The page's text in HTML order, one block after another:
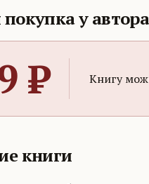
у автора
₽ Книгу
книги